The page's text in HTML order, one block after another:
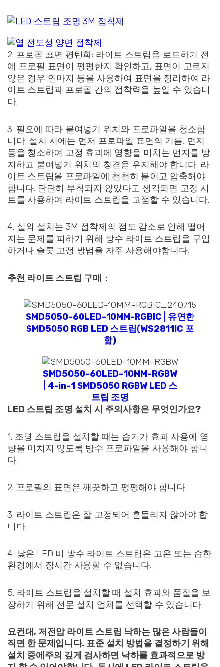
2. 프로필 표면 평탄화: 라이트 스트립을 로드하기 전
에 프로필 표면이 평평한지 확인하고, 표면이 고르지
않은 경우 연마지 등을 사용하여 표면을 정리하여 라
이트 스트립과 프로필 간의 접착력을 높일 수 있습니
다.
3. 필요에 따라 붙여넣기 위치와 프로파일을 청소합
니다: 설치 시에는 먼저 프로파일 표면의 기름, 먼지
등을 청소하여 고정 효과에 영향을 미치는 먼지를 방
지하고 붙여넣기 위치의 청결을 유지해야 합니다. 라
이트 스트립을 프로파일에 천천히 붙이고 압축해야
합니다. 단단히 부착되지 않았다고 생각되면 고정 시
트를 사용하여 라이트 스트립을 고정할 수 있습니다.
4. 실외 설치는 3M 접착제의 점도 감소로 인해 떨어
지는 문제를 피하기 위해 방수 라이트 스트립을 구입
하거나 슬롯 고정 방법을 자주 사용해야합니다.
추천 라이트 스트립 구매 ：
SMD5050-60LED-10MM-RGBIC | 유연한
SMD5050 RGB LED 스트립(WS2811IC 포
함)
SMD5050-60LED-10MM-RGBW
| 4-in-1 SMD5050 RGBW LED 스
트립 조명
LED 스트립 조명 설치 시 주의사항은 무엇인가요?
1. 조명 스트립을 설치할 때는 습기가 효과 사용에 영
향을 미치지 않도록 방수 프로파일을 사용해야 합니
다.
2. 프로필의 표면은 깨끗하고 평평해야 합니다.
3. 라이트 스트립은 잘 고정되어 흔들리지 않아야 합
니다.
4. 낮은 LED 비 방수 라이트 스트립은 고온 또는 습한
환경에서 장시간 사용할 수 없습니다.
5. 라이트 스트립을 설치할 때 설치 효과와 품질을 보
장하기 위해 전문 설치 업체를 선택할 수 있습니다.
요컨대, 저전압 라이트 스트립 낙하는 많은 사람들이
직면 한 문제입니다. 표준 설치 방법을 결정하기 위해
설치 중에주의 깊게 검사하면 낙하를 효과적으로 방